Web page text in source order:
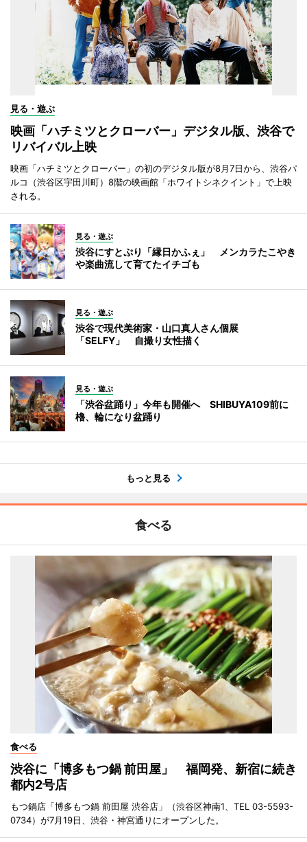
見る・遊ぶ
映画「ハチミツとクローバー」デジタル版、渋谷で
リバイバル上映
映画「ハチミツとクローバー」の初のデジタル版が8月7日から、渋谷パ
ルコ（渋谷区宇田川町）8階の映画館「ホワイトシネクイント」で上映
される。
見る・遊ぶ
渋谷にすとぷり「縁日かふぇ」 メンカラたこやき
や楽曲流して育てたイチゴも
見る・遊ぶ
渋谷で現代美術家・山口真人さん個展
「SELFY」 自撮り女性描く
見る・遊ぶ
「渋谷盆踊り」今年も開催へ SHIBUYA109前に
櫓、輪になり盆踊り
もっと見る
食べる
食べる
渋谷に「博多もつ鍋 前田屋」 福岡発、新宿に続き
都内2号店
もつ鍋店「博多もつ鍋 前田屋 渋谷店」（渋谷区神南1、TEL 03-5593-
0734）が7月19日、渋谷・神宮通りにオープンした。